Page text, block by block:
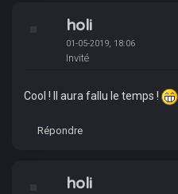
holi
01-05-2019, 18:06
Invité
Cool ! Il aura fallu le temps !
Répondre
holi